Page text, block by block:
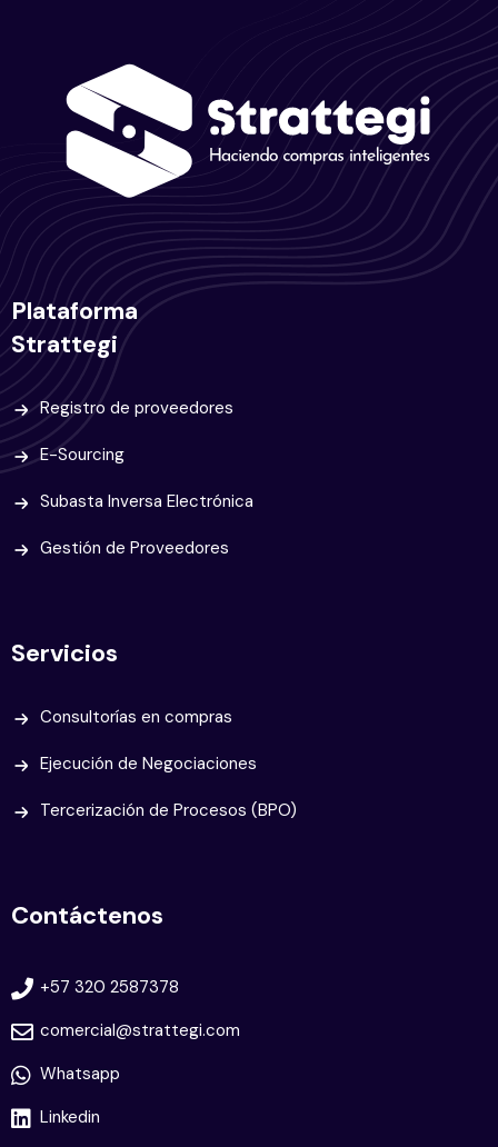
Plataforma
Strattegi
Registro de proveedores
E-Sourcing
Subasta Inversa Electrónica
Gestión de Proveedores
Servicios
Consultorías en compras
Ejecución de Negociaciones
Tercerización de Procesos (BPO)
Contáctenos
+57 320 2587378
comercial@strattegi.com
Whatsapp
Linkedin